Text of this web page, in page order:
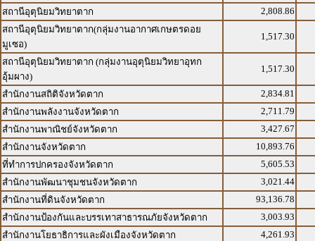
สถานีอุตุนิยมวิทยาตาก
2,808.86
สถานีอุตุนิยมวิทยาตาก(กลุ่มงานอากาศเกษตรดอย
มูเซอ)
1,517.30
สถานีอุตุนิยมวิทยาตาก (กลุ่มงานอุตุนิยมวิทยาอุทก
อุ้มผาง)
1,517.30
สำนักงานสถิติจังหวัดตาก
2,834.81
สำนักงานพลังงานจังหวัดตาก
2,711.79
สำนักงานพาณิชย์จังหวัดตาก
3,427.67
สำนักงานจังหวัดตาก
10,893.76
ที่ทำการปกครองจังหวัดตาก
5,605.53
สำนักงานพัฒนาชุมชนจังหวัดตาก
3,021.44
สำนักงานที่ดินจังหวัดตาก
93,136.78
สำนักงานป้องกันและบรรเทาสาธารณภัยจังหวัดตาก
3,003.93
สำนักงานโยธาธิการและผังเมืองจังหวัดตาก
4,261.93